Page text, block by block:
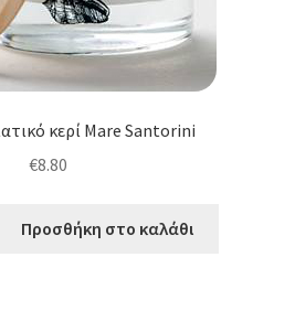
κερί Mare Santorini
€8.80
Προσθήκη στο καλάθι